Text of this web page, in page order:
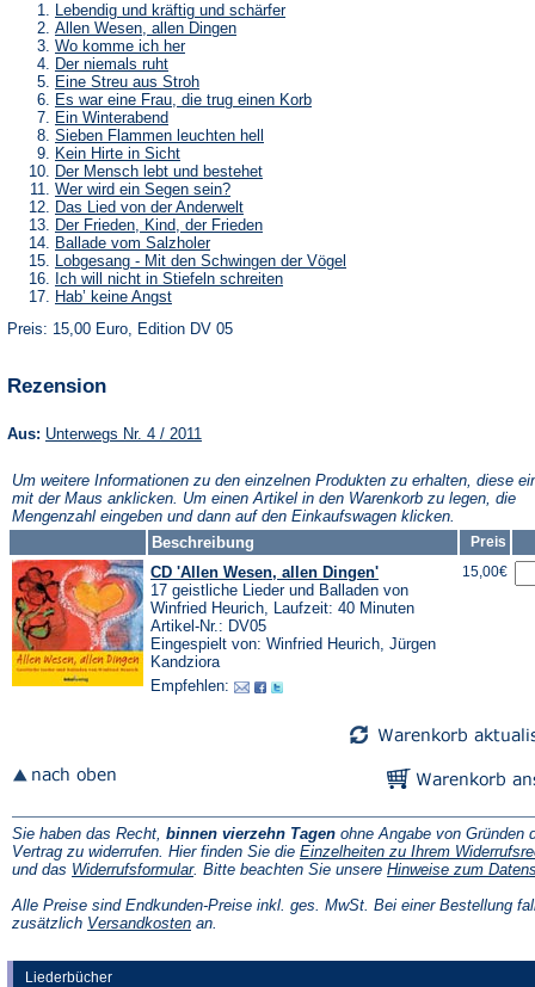
Liederbücher
Lebendig und kräftig und schärfer
Allen Wesen, allen Dingen
Wo komme ich her
Der niemals ruht
Eine Streu aus Stroh
Es war eine Frau, die trug einen Korb
Ein Winterabend
Sieben Flammen leuchten hell
Kein Hirte in Sicht
Der Mensch lebt und bestehet
Wer wird ein Segen sein?
Das Lied von der Anderwelt
Der Frieden, Kind, der Frieden
Ballade vom Salzholer
Lobgesang - Mit den Schwingen der Vögel
Ich will nicht in Stiefeln schreiten
Hab’ keine Angst
Preis: 15,00 Euro, Edition DV 05
Rezension
Aus: Unterwegs Nr. 4 / 2011
neuen
Tab)
Um weitere Informationen zu den einzelnen Produkten zu erhalten, diese
mit der Maus anklicken. Um einen Artikel in den Warenkorb zu legen, die
Mengenzahl eingeben und dann auf den Einkaufswagen klicken.
Beschreibung
Preis
CD 'Allen Wesen, allen Dingen'
17 geistliche Lieder und Balladen von
Winfried Heurich, Laufzeit: 40 Minuten
Artikel-Nr.: DV05
Eingespielt von: Winfried Heurich, Jürgen
Kandziora
Empfehlen:
15,00€
Sie haben das Recht, binnen vierzehn Tagen ohne Angabe von Gründen
Vertrag zu widerrufen. Hier finden Sie die Einzelheiten zu Ihrem
und das Widerrufsformular(Öffnet
einem
neuen
. Bitte beachten Sie unsere Hinweise zum
Alle Preise sind Endkunden-Preise inkl. ges. MwSt. Bei einer Bestellung
zusätzlich Versandkosten(Öffnet
an.